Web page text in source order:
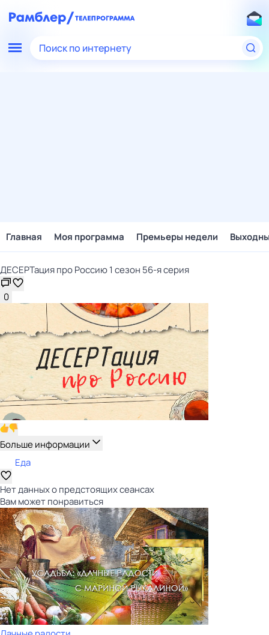
Поиск по интернету
Главная Моя программа Премьеры недели
ДЕСЕРТация про Россию 1 сезон 56-я серия
0
Больше информации
Еда
Нет данных о предстоящих сеансах
Вам может понравиться